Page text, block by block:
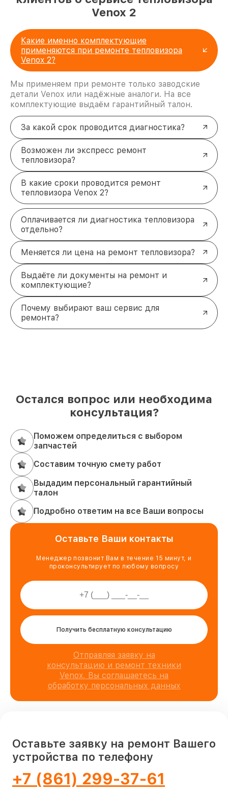
Venox 2
Какие именно комплектующие
применяются при ремонте тепловизора
Venox 2?
Мы применяем при ремонте только заводские
детали Venox или надёжные аналоги. На все
комплектующие выдаём гарантийный талон.
За какой срок проводится диагностика?
Возможен ли экспресс ремонт
тепловизора?
В какие сроки проводится ремонт
тепловизора Venox 2?
Оплачивается ли диагностика тепловизора
отдельно?
Меняется ли цена на ремонт тепловизора?
Выдаёте ли документы на ремонт и
комплектующие?
Почему выбирают ваш сервис для
ремонта?
Остался вопрос или необходима
консультация?
Поможем определиться с выбором
запчастей
Составим точную смету работ
Выдадим персональный гарантийный
талон
Подробно ответим на все Ваши вопросы
Оставьте Ваши контакты
Менеджер позвонит Вам в течение 15 минут, и
проконсультирует по любому вопросу
Получить бесплатную консультацию
Отправляя заявку на
консультацию и ремонт техники
Venox, Вы соглашаетесь на
обработку персональных данных
Оставьте заявку на ремонт Вашего
устройства по телефону
+7 (861) 299-37-61